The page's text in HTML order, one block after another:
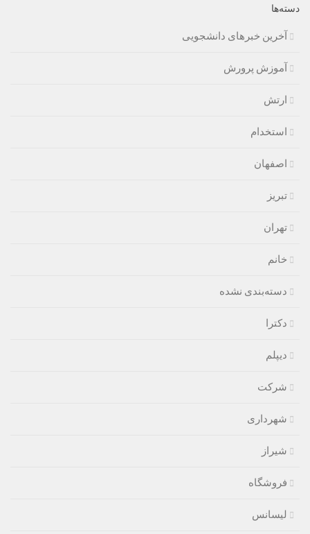
دسته‌ها
آخرین خبرهای دانشجویی
آموزش پرورش
ارتش
استخدام
اصفهان
تبریز
تهران
خانم
دسته‌بندی نشده
دکترا
دیپلم
شرکت
شهرداری
شیراز
فروشگاه
لیسانس